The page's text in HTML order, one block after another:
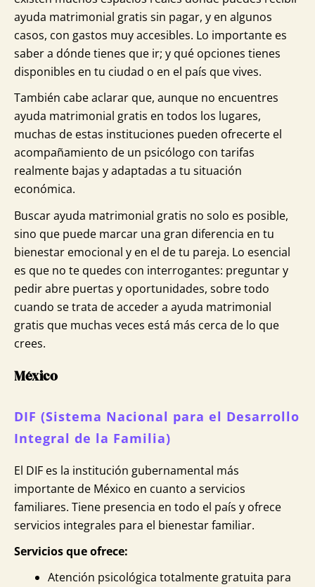
ayuda matrimonial gratis sin pagar, y en algunos
casos, con gastos muy accesibles. Lo importante es
saber a dónde tienes que ir; y qué opciones tienes
disponibles en tu ciudad o en el país que vives.
También cabe aclarar que, aunque no encuentres
ayuda matrimonial gratis en todos los lugares,
muchas de estas instituciones pueden ofrecerte el
acompañamiento de un psicólogo con tarifas
realmente bajas y adaptadas a tu situación
económica.
Buscar ayuda matrimonial gratis no solo es posible,
sino que puede marcar una gran diferencia en tu
bienestar emocional y en el de tu pareja. Lo esencial
es que no te quedes con interrogantes: preguntar y
pedir abre puertas y oportunidades, sobre todo
cuando se trata de acceder a ayuda matrimonial
gratis que muchas veces está más cerca de lo que
crees.
México
DIF (Sistema Nacional para el Desarrollo
Integral de la Familia)
El DIF es la institución gubernamental más
importante de México en cuanto a servicios
familiares. Tiene presencia en todo el país y ofrece
servicios integrales para el bienestar familiar.
Servicios que ofrece:
Atención psicológica totalmente gratuita para